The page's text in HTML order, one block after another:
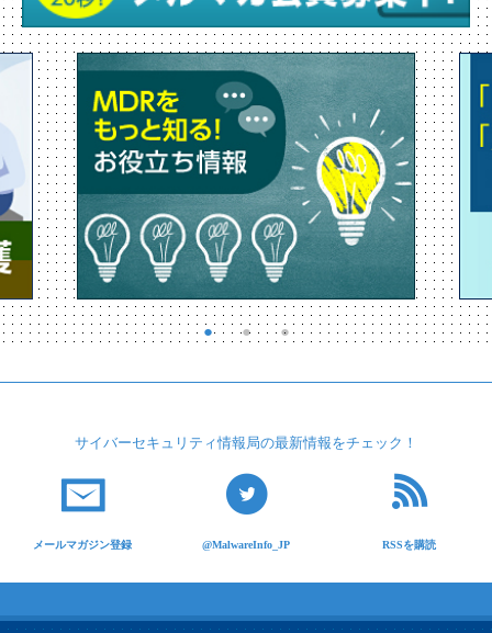
サイバーセキュリティ情報局の最新情報をチェック！
メールマガジン登録 @MalwareInfo_JP RSSを購読